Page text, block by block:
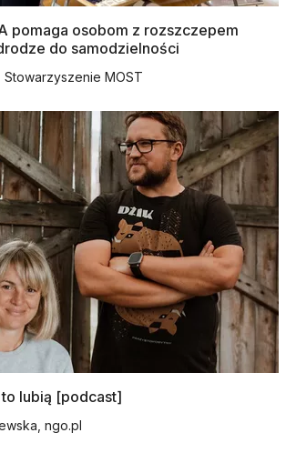
pomaga osobom z rozszczepem
do samodzielności
Stowarzyszenie MOST
lubią [podcast]
ngo.pl